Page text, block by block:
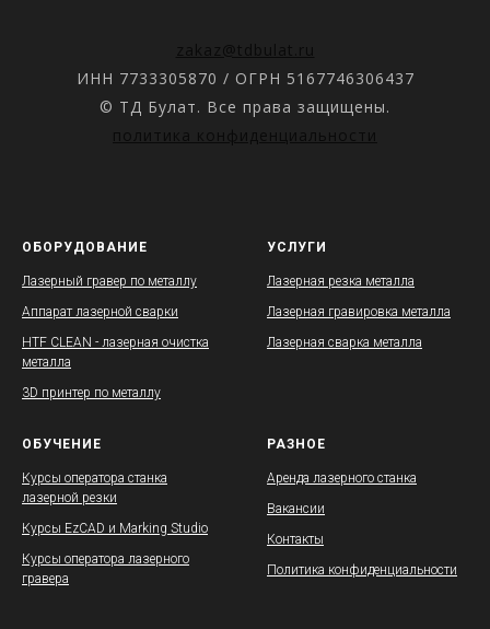
ИНН 7733305870 / ОГРН 5167746306437
© ТД Булат. Все права защищены.
ОБОРУДОВАНИЕ
Лазерный гравер по металлу
Аппарат лазерной сварки
HTF CLEAN - лазерная очистка
металла
3D принтер по металлу
УСЛУГИ
Лазерная резка металла
Лазерная гравировка металла
Лазерная сварка металла
ОБУЧЕНИЕ
Курсы оператора станка
лазерной резки
Курсы EzCAD и Marking Studio
Курсы оператора лазерного
гравера
РАЗНОЕ
Аренда лазерного станка
Вакансии
Контакты
Политика конфиденциальности